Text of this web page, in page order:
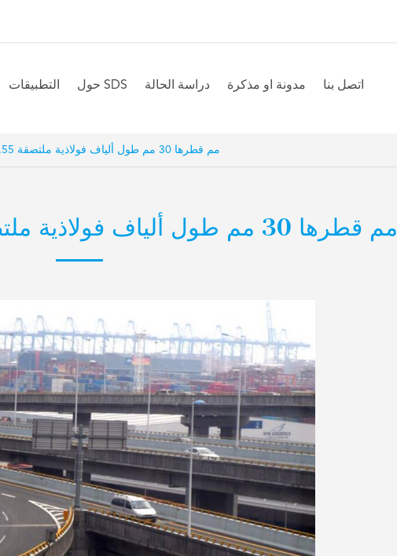
التطبيقات حول SDS دراسة الحالة مدونة او مذكرة اتصل بنا
SDS-05530 0.55 مم قطرها 30 مم طول ألياف فولاذية ملتصقة
SDS-05530 0.55 مم قطرها 30 مم طول ألياف فولاذية ملتصقة